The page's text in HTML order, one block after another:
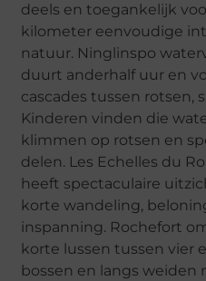
deels en toegankelijk
kilometer eenvoudige
natuur. Ninglinspo
duurt anderhalf uur en
cascades tussen rotsen,
Kinderen vinden die
klimmen op rotsen en
delen. Les Echelles du
heeft spectaculaire
korte wandeling,
inspanning. Rochefort
korte lussen tussen vier
bossen en langs weiden